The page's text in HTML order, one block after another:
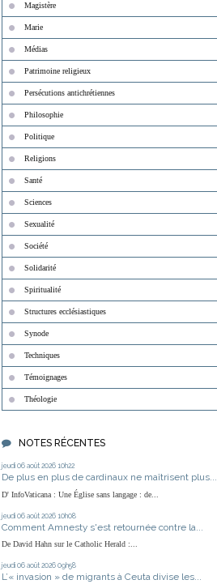
Magistère
Marie
Médias
Patrimoine religieux
Persécutions antichrétiennes
Philosophie
Politique
Religions
Santé
Sciences
Sexualité
Société
Solidarité
Spiritualité
Structures ecclésiastiques
Synode
Techniques
Témoignages
Théologie
NOTES RÉCENTES
jeudi 06 août 2026 10h22
De plus en plus de cardinaux ne maîtrisent plus...
D' InfoVaticana : Une Église sans langage : de...
jeudi 06 août 2026 10h08
Comment Amnesty s'est retournée contre la...
De David Hahn sur le Catholic Herald :...
jeudi 06 août 2026 09h58
L’« invasion » de migrants à Ceuta divise les...